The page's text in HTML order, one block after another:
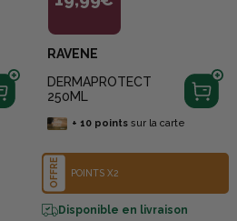
RAVENE
DERMAPROTECT
250ML
+ 10pointssur la carte
OFFRE POINTS X2
Disponible en livraison